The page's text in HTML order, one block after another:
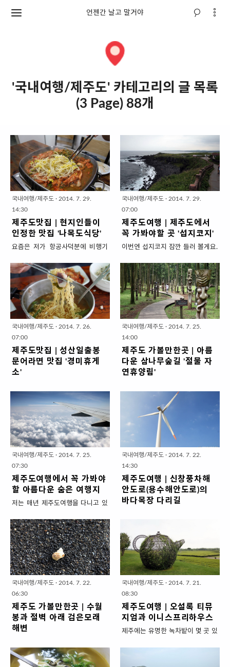
언젠간 날고 말거야
'국내여행/제주도' 카테고리의 글 목록
(3 Page) 88개
국내여행/제주도 · 2014. 7. 29.
14:30
제주도맛집 | 현지인들이
인정한 맛집 '나목도식당'
요즘은 저가 항공사덕분에 비행기
스들도 많이 생겨 저렴한 숙소가 많
아졌지만 관광지 근처 음식점 가격
만큼은 매 끼니를 사먹어야 하는 관
광객 입장에선 부담이 되는데요, 저
렴한 가격에 제주산 돼지고기를 푸
짐하게 먹을 수 있는 제주 현지인들
습니다. 가시리 마을 입구에 있는 나
목도 식당의 모습입니다. 주위에 관
광지 하나 없는 그저 평범한 제주 시
격과 맛있는 손맛에 입소문이 퍼져
관광객들도 요즘은 곧잘 찾는 음식
점입니다. 사진 찍는 관광객을 많이
봐서 그런지 동네꼬마 애들이 사진
을 찍어달라며 저렇게 멋진 포즈를
취해주네요. 늬들도 초상권이 있으
니 아저씨가 멋진 선글라스를 끼워
주겠어. ^..
국내여행/제주도 · 2014. 7. 29.
07:00
제주도여행 | 제주도에서
꼭 가봐야할 곳 '섭지코지'
이번엔 섭지코지 잠깐 들러 볼게요.
어 한국인 뿐만 아니라 외국인에게
도 인기가 높은 곳입니다. 근처에 성
산일출봉이 있어 관광객들은 섭지
코지를 그냥 지나쳐버리는 경우가
종종 있는데요, 꼭 들러보시길 추천
합니다. 해안절경으로만 따지면 제
만 담고 다시 길을 떠났지만, 시간
여유가 되시는 분들은 차근차근 둘
러보세요. ^^* 주차장에서 걸어 올
루고 있지요. 개인 사유지라 여기저
기 철조망과 출입을 통제하고 있으
니 넘어 들어가진 마시고요 ㅎㅎㅎ
그림같은 언덕 위에서 바라보는 풍
경은 참 아름답습니다. 멀이 올인하
우스는 지금 과자로 만든 집 처럼 리
모델링 하고 있더군요. 이곳에서는
많은 드..
국내여행/제주도 · 2014. 7. 26.
07:00
제주도맛집 | 성산일출봉
문어라면 맛집 '경미휴게
소'
찍던 시기 주인공 이병헌씨가 하루
에도 몇 번씩 와서 먹고 갔다는 유명
한 라면집이 있습니다. 바로 성산일
출봉 입구 근처에 있는 경미휴게소
(경미네집)인데요, 최근 제주산 해물
을 넣은 다양한 이름의 라면이 유행
떨친 해물라면계의 전설이라고 할
수 있습니다. 성산일출봉 들어가는
입구에 위치한 경미휴게소는 유명
칠 수 있으니 주의해야 합니다. 성산
일출봉이라는 유명 관광지 앞에 있
는 유명한 맛집이나보니 식사시간
이 아닌데도 손님이 북적대고 있네
요. 경미네집의 첫 번째 메뉴판입니
다. 다양한 해산물도 팔고 있고 이병
헌씨가 SBS드라마 올인을 촬영할
때 여기서 삼시세끼를 모두 문어라
면을 먹었..
국내여행/제주도 · 2014. 7. 25.
14:00
제주도 가볼만한곳 | 아름
다운 삼나무숲길 '절물 자
연휴양림'
길이 아주 많습니다. 오늘은 그 중에
서 제주시 봉개동 화산분화구에 위
치한 절물자연휴양림을 걸어보겠습
니다. 이곳은 면적이 총 300만ha가
넘는 곳에 수령이 45년이 넘은 삼나
무가 90%이상 빼곡히 들어서 있는
껴질 정도였습니다. 어떤 곳인지 내
려가 볼까요? 가는 길에 예쁜 사려
니숲길 옆 도로를 지나기도 하고...
^^* 여태껏 다닌 곳과는 다르게 여
긴 사람들이 제법 많이 있습니다. 산
책코스 뿐만 아니라 숙박이 가능한
숲속의 집도 있기 때문에 그런 것 같
네요. 산림청에서 운영하는 숲속의
집은 예약하기가 하늘에 별따기 보
다 어렵죠. 대신 가격이..
국내여행/제주도 · 2014. 7. 25.
07:30
제주도여행에서 꼭 가봐야
할 아름다운 숨은 여행지
저는 매년 제주도여행을 다니고 있
을 받고 있습니다. 오늘은 수많은 제
주도의 여행지 중에서 누구나 한 번
씩은 모두 가봤을 법한 곳은 제쳐두
고 아는 사람만 알고 모르는 사람은
도통 모르는 제주도의 잘 알려지지
않은 여행지를 소개해드릴까 합니
가장 아름다운 학교, 애월초등학교
더럭분교장 처음 가볼 곳은 애월초
등학교의 '더럭분교'입니다. 한때 폐
럭시노트 광고촬영으로 유명해져서
위기를 모면했습니다. 광고 찍을 당
국내여행/제주도 · 2014. 7. 22.
14:30
제주도여행 | 신창풍차해
안도로(용수해안도로)의
바다목장 다리길
안도로도 그렇고 월정리해변에서
보이는 행원풍력발전단지에도 바람
개비를 많이 볼 수 있습니다. 오늘은
신창풍차해안도로에 최근 새로 만
든 바다목장 다리길로 가 볼 텐데요,
이 해변길을 지나게 되실 거에요. 창
문을 활짝 열고 바닷바람을 느끼며
달리는 기분 다들 아실랑가 몰라요!
리를 내며 돌아가는 곳으로 가보겠
국내여행/제주도 · 2014. 7. 22.
06:30
제주도 가볼만한곳 | 수월
봉과 절벽 아래 검은모래
해변
없는 아름다운 곳들이 많이 있습니
다. 오늘 가보실 곳 중에서 수월봉은
국내여행/제주도 · 2014. 7. 21.
08:30
제주도여행 | 오설록 티뮤
지엄과 이니스프리하우스
제주에는 유명한 녹차밭이 몇 곳 있